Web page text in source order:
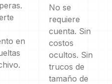
en
No se
requiere
cuenta. Sin
costos
ocultos. Sin
trucos de
tamaño de